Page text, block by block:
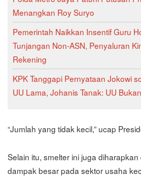
Menangkan Roy Suryo
Pemerintah Naikkan Insentif Guru
Tunjangan Non-ASN, Penyaluran
Rekening
KPK Tanggapi Pernyataan Jokowi
UU Lama, Johanis Tanak: UU
“Jumlah yang tidak kecil,” ucap
Selain itu, smelter ini juga
dampak besar pada sektor usaha